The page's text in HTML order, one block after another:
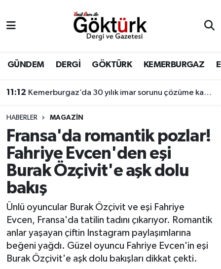
GÜNDEM DERGİ GÖKTÜRK KEMERBURGAZ
11:12 Kemerburgaz’da 30 yılık imar sorunu çözüme kavuşuyor
HABERLER MAGAZİN
Fransa'da romantik pozlar!
Fahriye Evcen'den eşi
Burak Özçivit'e aşk dolu
bakış
Ünlü oyuncular Burak Özçivit ve eşi Fahriye
Evcen, Fransa'da tatilin tadını çıkarıyor. Romantik
anlar yaşayan çiftin Instagram paylaşımlarına
beğeni yağdı. Güzel oyuncu Fahriye Evcen'in eşi
Burak Özçivit'e aşk dolu bakışları dikkat çekti.
BİLİM
DERGİ
DÜNYA
EĞİTİM
EKONOMİ
GÖKTÜRK
GÜNDEM
KEMERBURGAZ
KÜLTÜR - SANAT
Eyüpsultan Hava Durumu
Eyüpsultan Trafik Yoğunluk Haritası
Süper Lig Puan Durumu ve Fikstür
Tüm Manşetler
Son Dakika Haberleri
Haber Arşivi